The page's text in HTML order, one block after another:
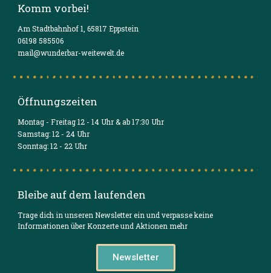
Komm vorbei!
Am Stadtbahnhof 1, 65817 Eppstein
06198 585506
mail@wunderbar-weitewelt.de
Öffnungszeiten
Montag - Freitag 12 - 14 Uhr & ab 17:30 Uhr
Samstag: 12 - 24 Uhr
Sonntag: 12 - 22 Uhr
Bleibe auf dem laufenden
Trage dich in unseren Newsletter ein und verpasse keine
Informationen über Konzerte und Aktionen mehr
Newsletter